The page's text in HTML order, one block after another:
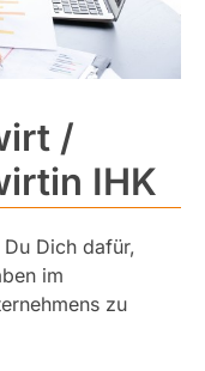
/
IHK
Dich dafür,
im
zu